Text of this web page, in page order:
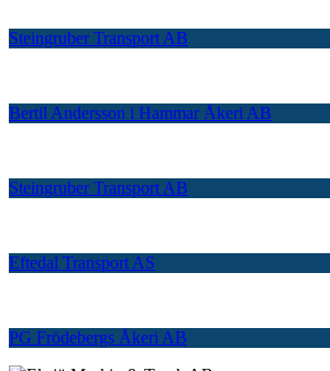
Steingruber Transport AB
Bertil Andersson i Hammar Åkeri AB
Steingruber Transport AB
Eftedal Transport AS
PG Frödebergs Åkeri AB